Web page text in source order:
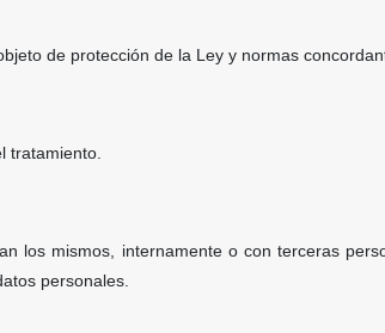
de protección de la Ley y normas
tratamiento.
los mismos, internamente o con terceras
personales.